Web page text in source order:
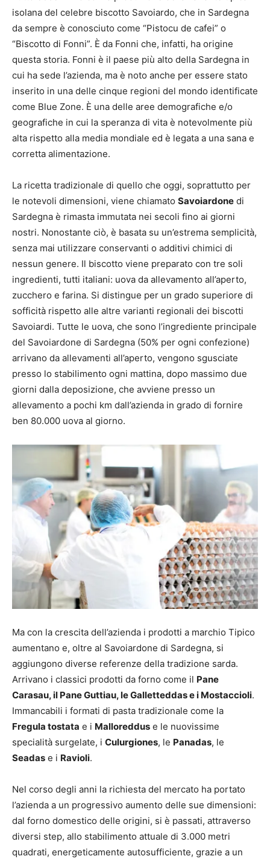
isolana del celebre biscotto Savoiardo, che in Sardegna
da sempre è conosciuto come “Pistocu de cafei” o
“Biscotto di Fonni”. È da Fonni che, infatti, ha origine
questa storia. Fonni è il paese più alto della Sardegna in
cui ha sede l’azienda, ma è noto anche per essere stato
inserito in una delle cinque regioni del mondo identificate
come Blue Zone. È una delle aree demografiche e/o
geografiche in cui la speranza di vita è notevolmente più
alta rispetto alla media mondiale ed è legata a una sana e
corretta alimentazione.
La ricetta tradizionale di quello che oggi, soprattutto per
le notevoli dimensioni, viene chiamato Savoiardone di
Sardegna è rimasta immutata nei secoli fino ai giorni
nostri. Nonostante ciò, è basata su un’estrema semplicità,
senza mai utilizzare conservanti o additivi chimici di
nessun genere. Il biscotto viene preparato con tre soli
ingredienti, tutti italiani: uova da allevamento all’aperto,
zucchero e farina. Si distingue per un grado superiore di
sofficità rispetto alle altre varianti regionali dei biscotti
Savoiardi. Tutte le uova, che sono l’ingrediente principale
del Savoiardone di Sardegna (50% per ogni confezione)
arrivano da allevamenti all’aperto, vengono sgusciate
presso lo stabilimento ogni mattina, dopo massimo due
giorni dalla deposizione, che avviene presso un
allevamento a pochi km dall’azienda in grado di fornire
ben 80.000 uova al giorno.
Ma con la crescita dell’azienda i prodotti a marchio Tipico
aumentano e, oltre al Savoiardone di Sardegna, si
aggiungono diverse referenze della tradizione sarda.
Arrivano i classici prodotti da forno come il Pane
Carasau, il Pane Guttiau, le Galletteddas e i Mostaccioli.
Immancabili i formati di pasta tradizionale come la
Fregula tostata e i Malloreddus e le nuovissime
specialità surgelate, i Culurgiones, le Panadas, le
Seadas e i Ravioli.
Nel corso degli anni la richiesta del mercato ha portato
l’azienda a un progressivo aumento delle sue dimensioni:
dal forno domestico delle origini, si è passati, attraverso
diversi step, allo stabilimento attuale di 3.000 metri
quadrati, energeticamente autosufficiente, grazie a un